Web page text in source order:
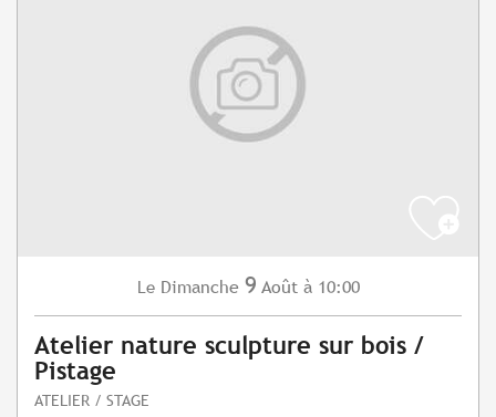
Le Dimanche 9 Août à 10:00
Atelier nature sculpture sur bois /
Pistage
ATELIER / STAGE